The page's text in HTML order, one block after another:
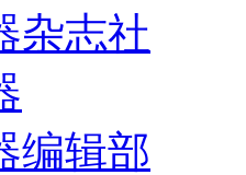
杂志社
编辑部